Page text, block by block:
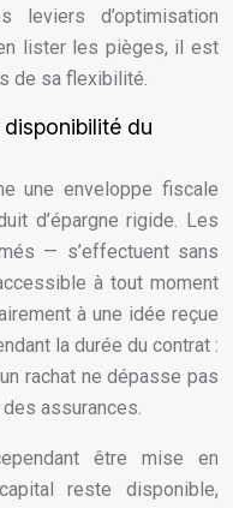
leviers d’optimisation
lister les pièges, il est
de sa flexibilité.
du
une enveloppe fiscale
d’épargne rigide. Les
— s’effectuent sans
à tout moment
à une idée reçue
la durée du contrat :
rachat ne dépasse pas
assurances.
être mise en
reste disponible,